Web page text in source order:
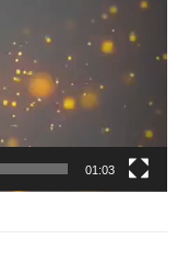
01:03